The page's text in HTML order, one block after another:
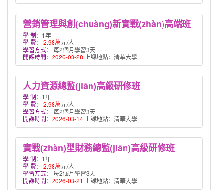
營銷管理與創(chuàng)新實戰(zhàn)高端班
學 制：1年
學 費： 2.98萬元/人
學習方式： 每2個月學習3天
開課時間： 2026-03-28 上課地點：清華大學
人力資源總監(jiān)高級研修班
學 制：1年
學 費： 2.98萬元/人
學習方式： 每2個月學習3天
開課時間： 2026-03-14上課地點：清華大學
實戰(zhàn)型財務總監(jiān)高級研修班
學 制：1年
學 費： 2.98萬元/人
學習方式： 每2個月學習3天
開課時間： 2026-03-21 上課地點：清華大學